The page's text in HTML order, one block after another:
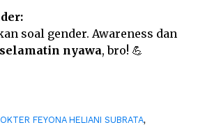
soal gender. Awareness dan
selamatin nyawa, bro! 💪
FEYONA HELIANI SUBRATA,